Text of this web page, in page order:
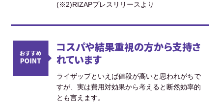
(※2)RIZAPプレスリリースより
コスパや結果重視の方から支持さ
れています
ライザップといえば値段が高いと思われがちで
すが、実は費用対効果から考えると断然効率的
とも言えます。